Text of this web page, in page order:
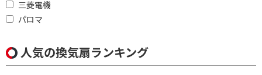
三菱電機
パロマ
人気の換気扇ランキング